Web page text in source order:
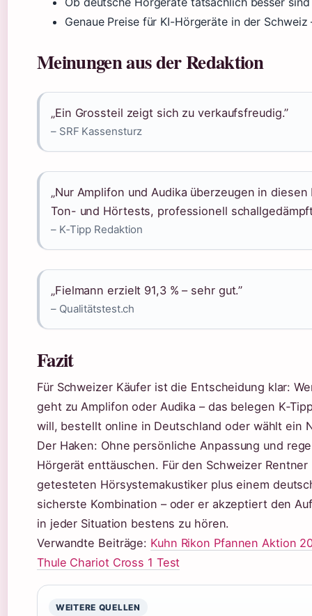
Genaue Preise für KI-Hörgeräte in der
Meinungen aus der Redaktion
„Ein Grossteil zeigt sich zu verkaufsfreudig.”
– SRF Kassensturz
„Nur Amplifon und Audika überzeugen in
Ton- und Hörtests, professionell
– K‑Tipp Redaktion
„Fielmann erzielt 91,3 % – sehr gut.”
– Qualitätstest.ch
Fazit
Für Schweizer Käufer ist die Entscheidung klar:
geht zu Amplifon oder Audika – das belegen
will, bestellt online in Deutschland oder wählt ein
Der Haken: Ohne persönliche Anpassung und
Hörgerät enttäuschen. Für den Schweizer
getesteten Hörsystemakustiker plus einem
sicherste Kombination – oder er akzeptiert den
in jeder Situation bestens zu hören.
Verwandte Beiträge: Kuhn Rikon Pfannen Aktion
Thule Chariot Cross 1 Test
WEITERE QUELLEN